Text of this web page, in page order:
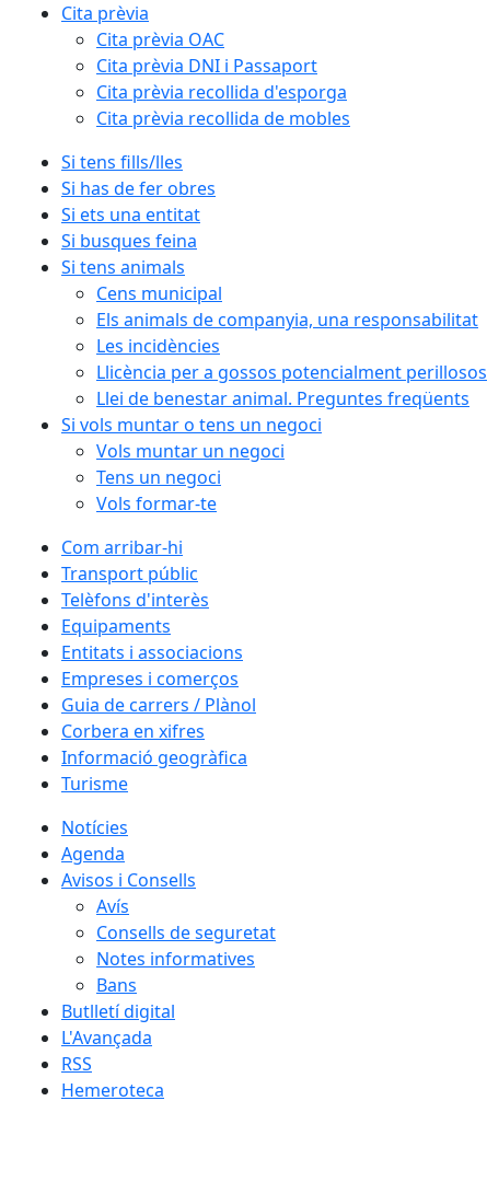
Cita prèvia
Cita prèvia OAC
Cita prèvia DNI i Passaport
Cita prèvia recollida d'esporga
Cita prèvia recollida de mobles
Si tens fills/lles
Si has de fer obres
Si ets una entitat
Si busques feina
Si tens animals
Cens municipal
Els animals de companyia, una responsabilitat
Les incidències
Llicència per a gossos potencialment perillosos
Llei de benestar animal. Preguntes freqüents
Si vols muntar o tens un negoci
Vols muntar un negoci
Tens un negoci
Vols formar-te
Com arribar-hi
Transport públic
Telèfons d'interès
Equipaments
Entitats i associacions
Empreses i comerços
Guia de carrers / Plànol
Corbera en xifres
Informació geogràfica
Turisme
Notícies
Agenda
Avisos i Consells
Avís
Consells de seguretat
Notes informatives
Bans
Butlletí digital
L'Avançada
RSS
Hemeroteca